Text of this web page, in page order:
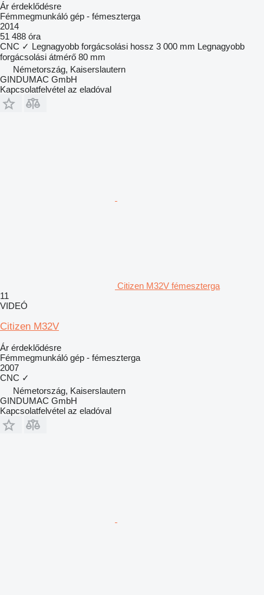
Ár érdeklődésre
Fémmegmunkáló gép - fémeszterga
2014
51 488 óra
CNC ✓ Legnagyobb forgácsolási hossz 3 000 mm Legnagyobb
forgácsolási átmérő 80 mm
Németország, Kaiserslautern
GINDUMAC GmbH
Kapcsolatfelvétel az eladóval
Citizen M32V fémeszterga
11
VIDEÓ
Citizen M32V
Ár érdeklődésre
Fémmegmunkáló gép - fémeszterga
2007
CNC ✓
Németország, Kaiserslautern
GINDUMAC GmbH
Kapcsolatfelvétel az eladóval